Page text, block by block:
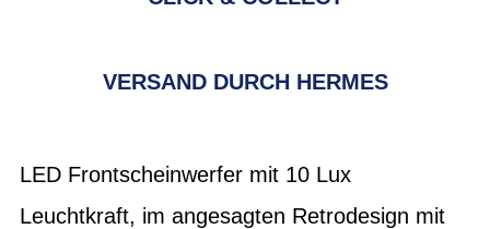
VERSAND DURCH HERMES
LED Frontscheinwerfer mit 10 Lux
Leuchtkraft, im angesagten Retrodesign mit